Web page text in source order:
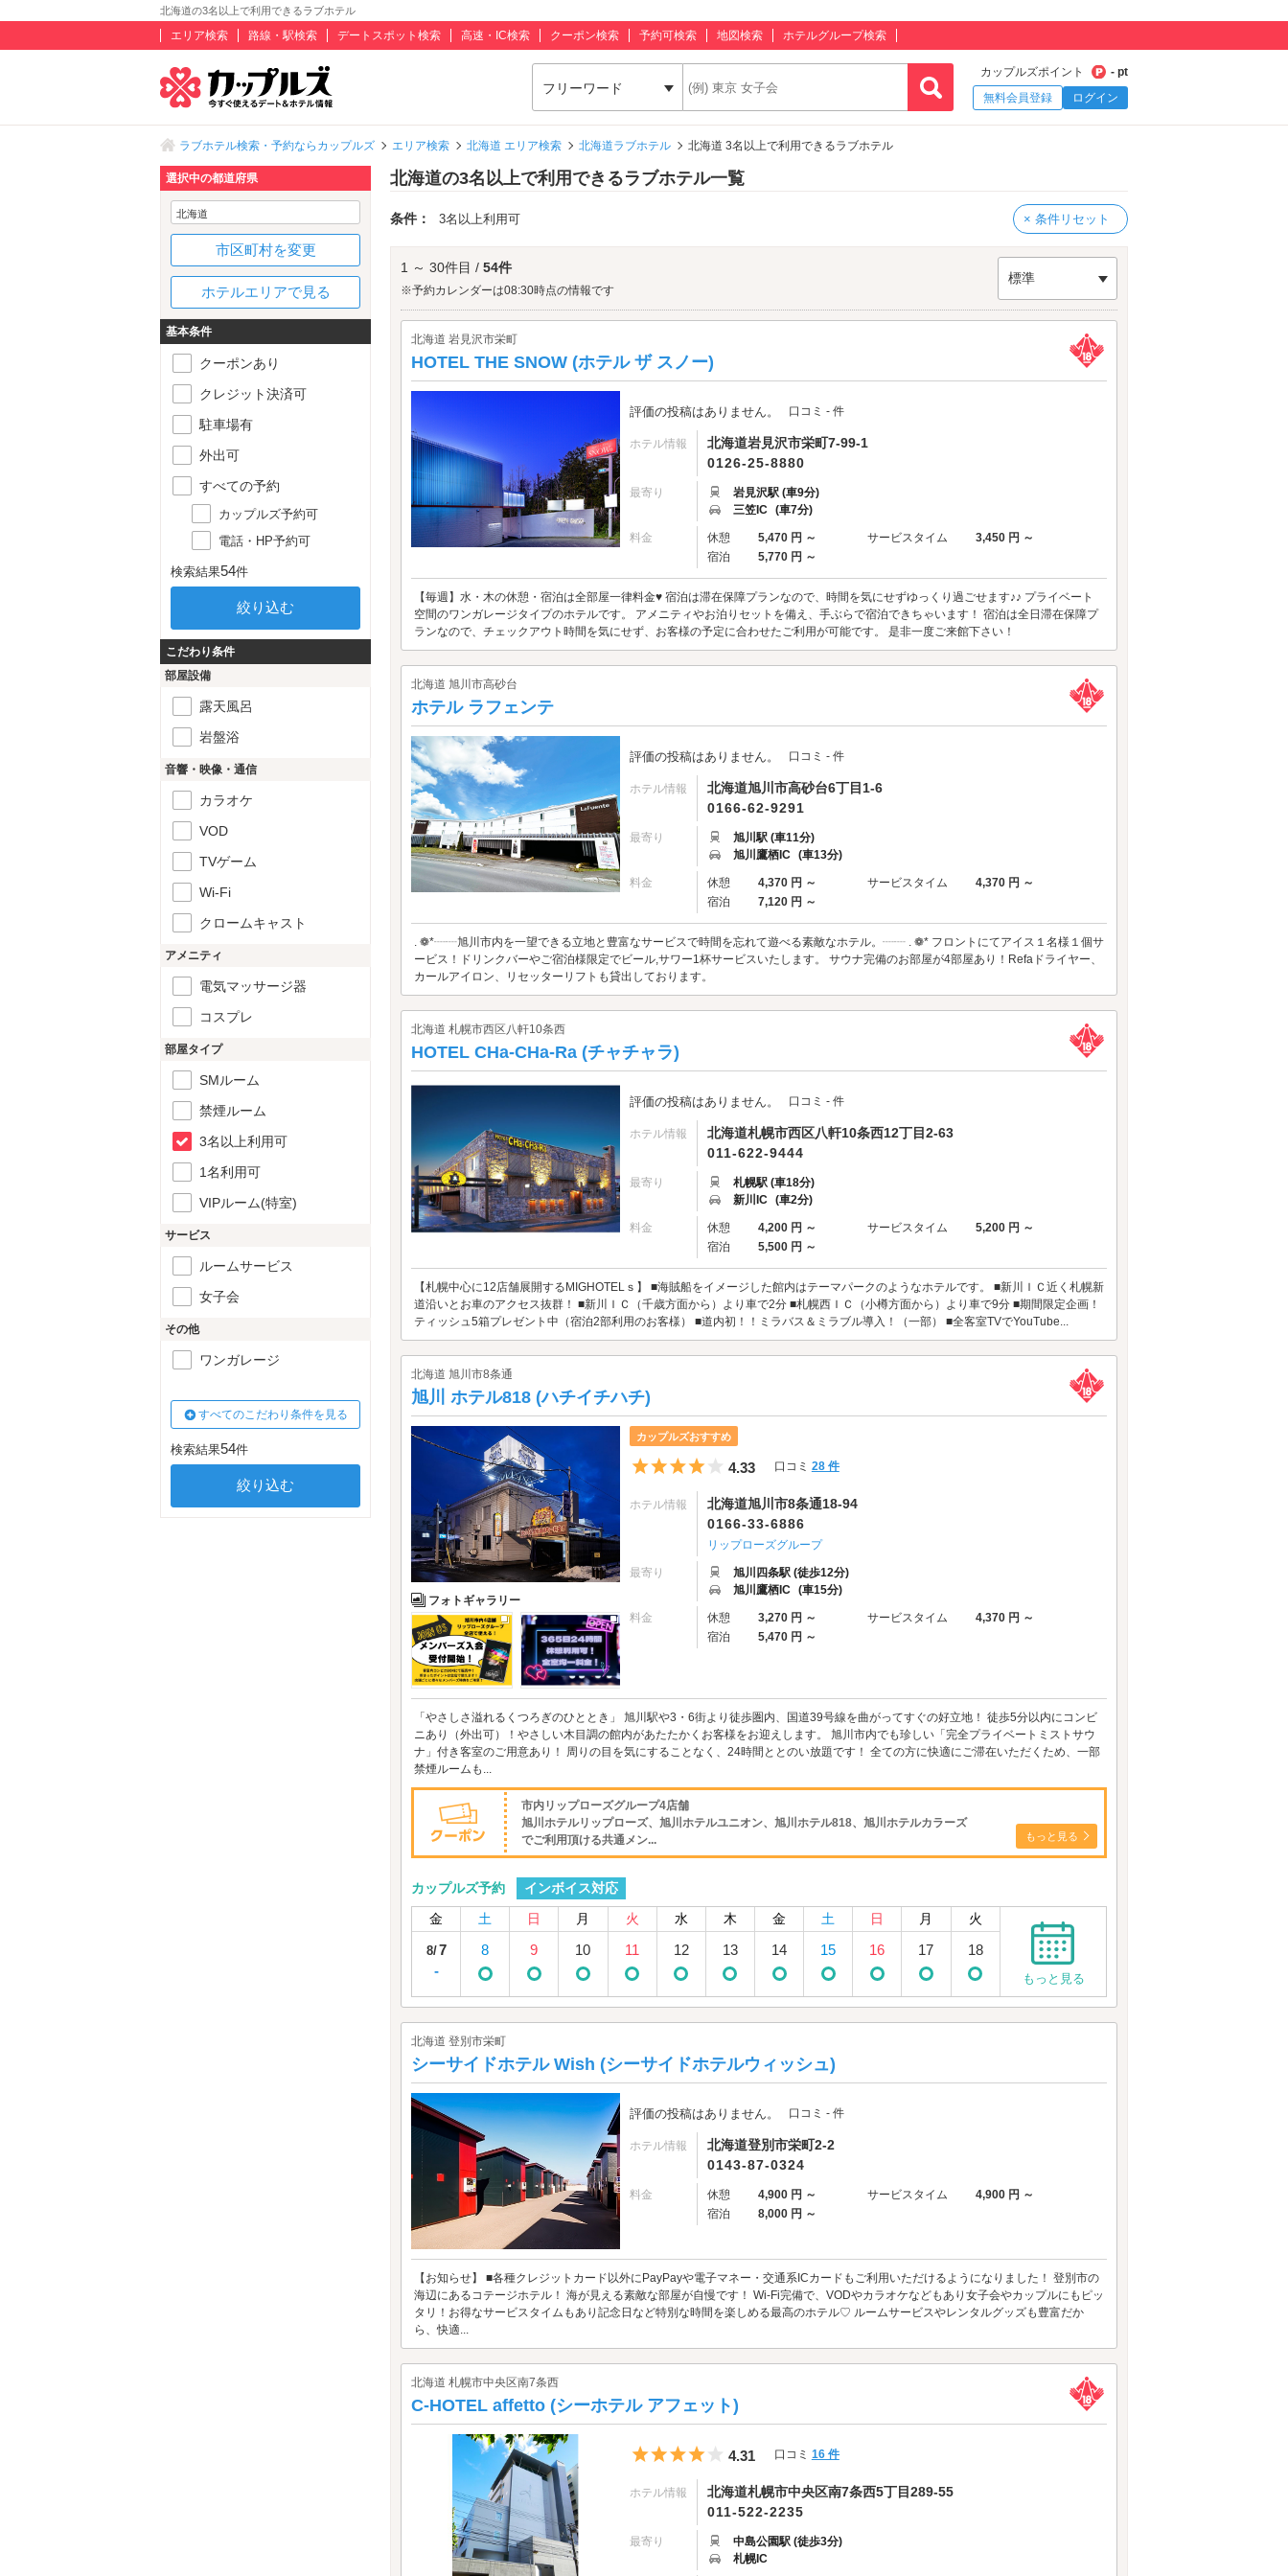
北海道の3名以上で利用できるラブホテル
エリア検索 路線・駅検索 デートスポット検索 高速・IC検索 クーポン検索 予約可検索 地図検索 ホテルグループ検索
フリーワード
カップルズポイント
- pt
無料会員登録
ログイン
ラブホテル検索・予約ならカップルズ エリア検索 北海道 エリア検索 北海道ラブホテル 北海道 3名以上で利用できるラブホテル
北海道の3名以上で利用できるラブホテル一覧
条件： 3名以上利用可 × 条件リセット
1 ～ 30件目 / 54件
※予約カレンダーは08:30時点の情報です
標準
北海道 岩見沢市栄町
HOTEL THE SNOW (ホテル ザ スノー)
評価の投稿はありません。 口コミ - 件
ホテル情報
北海道岩見沢市栄町7-99-1
0126-25-8880
最寄り
岩見沢駅 (車9分)
三笠IC (車7分)
料金 休憩 5,470 円 ～ サービスタイム
3,450 円 ～
宿泊
5,770 円 ～
【毎週】水・木の休憩・宿泊は全部屋一律料金♥ 宿泊は滞在保障プランなので、時間を気にせずゆっくり過ごせます♪♪ プライベート
空間のワンガレージタイプのホテルです。 アメニティやお泊りセットを備え、手ぶらで宿泊できちゃいます！ 宿泊は全日滞在保障プ
ランなので、チェックアウト時間を気にせず、お客様の予定に合わせたご利用が可能です。 是非一度ご来館下さい！
北海道 旭川市高砂台
ホテル ラフェンテ
評価の投稿はありません。 口コミ - 件
ホテル情報
北海道旭川市高砂台6丁目1-6
0166-62-9291
最寄り
旭川駅 (車11分)
旭川鷹栖IC (車13分)
料金 休憩 4,370 円 ～ サービスタイム
4,370 円 ～
宿泊
7,120 円 ～
. ❁*┈┈旭川市内を一望できる立地と豊富なサービスで時間を忘れて遊べる素敵なホテル。┈┈ . ❁* フロントにてアイス１名様１個サ
ービス！ドリンクバーやご宿泊様限定でビール,サワー1杯サービスいたします。 サウナ完備のお部屋が4部屋あり！Refaドライヤー、
カールアイロン、リセッターリフトも貸出しております。
北海道 札幌市西区八軒10条西
HOTEL CHa-CHa-Ra (チャチャラ)
評価の投稿はありません。 口コミ - 件
ホテル情報
北海道札幌市西区八軒10条西12丁目2-63
011-622-9444
最寄り
札幌駅 (車18分)
新川IC (車2分)
料金 休憩 4,200 円 ～ サービスタイム
5,200 円 ～
宿泊
5,500 円 ～
【札幌中心に12店舗展開するMIGHOTELｓ】 ■海賊船をイメージした館内はテーマパークのようなホテルです。 ■新川ＩＣ近く札幌新
道沿いとお車のアクセス抜群！ ■新川ＩＣ（千歳方面から）より車で2分 ■札幌西ＩＣ（小樽方面から）より車で9分 ■期間限定企画！
ティッシュ5箱プレゼント中（宿泊2部利用のお客様） ■道内初！！ミラバス＆ミラブル導入！（一部） ■全客室TVでYouTube...
北海道 旭川市8条通
旭川 ホテル818 (ハチイチハチ)
フォトギャラリー
カップルズおすすめ
5つ星のうち4
4.33 口コミ 28 件
ホテル情報
北海道旭川市8条通18-94
0166-33-6886
リップローズグループ
最寄り
旭川四条駅 (徒歩12分)
旭川鷹栖IC (車15分)
料金 休憩 3,270 円 ～ サービスタイム
4,370 円 ～
宿泊
5,470 円 ～
「やさしさ溢れるくつろぎのひととき」 旭川駅や3・6街より徒歩圏内、国道39号線を曲がってすぐの好立地！ 徒歩5分以内にコンビ
ニあり（外出可）！やさしい木目調の館内があたたかくお客様をお迎えします。 旭川市内でも珍しい「完全プライベートミストサウ
ナ」付き客室のご用意あり！ 周りの目を気にすることなく、24時間ととのい放題です！ 全ての方に快適にご滞在いただくため、一部
禁煙ルームも...
市内リップローズグループ4店舗
旭川ホテルリップローズ、旭川ホテルユニオン、旭川ホテル818、旭川ホテルカラーズ
でご利用頂ける共通メン...
もっと見る
カップルズ予約
インボイス対応
金
土 日 月 火 水 木 金 土 日 月 火
8/7
-
8 9 10 11 12 13 14 15 16 17 18
もっと見る
北海道 登別市栄町
シーサイドホテル Wish (シーサイドホテルウィッシュ)
評価の投稿はありません。 口コミ - 件
ホテル情報
北海道登別市栄町2-2
0143-87-0324
料金 休憩 4,900 円 ～ サービスタイム
4,900 円 ～
宿泊
8,000 円 ～
【お知らせ】 ■各種クレジットカード以外にPayPayや電子マネー・交通系ICカードもご利用いただけるようになりました！ 登別市の
海辺にあるコテージホテル！ 海が見える素敵な部屋が自慢です！ Wi-Fi完備で、VODやカラオケなどもあり女子会やカップルにもピッ
タリ！お得なサービスタイムもあり記念日など特別な時間を楽しめる最高のホテル♡ ルームサービスやレンタルグッズも豊富だか
ら、快適...
北海道 札幌市中央区南7条西
C-HOTEL affetto (シーホテル アフェット)
5つ星のうち4
4.31 口コミ 16 件
ホテル情報
北海道札幌市中央区南7条西5丁目289-55
011-522-2235
最寄り
中島公園駅 (徒歩3分)
札幌IC
選択中の都道府県
北海道
市区町村を変更
ホテルエリアで見る
基本条件
クーポンあり
クレジット決済可
駐車場有
外出可
すべての予約
カップルズ予約可
電話・HP予約可
検索結果54件
こだわり条件
部屋設備
露天風呂
岩盤浴
音響・映像・通信
カラオケ
VOD
TVゲーム
Wi-Fi
クロームキャスト
アメニティ
電気マッサージ器
コスプレ
部屋タイプ
SMルーム
禁煙ルーム
3名以上利用可
1名利用可
VIPルーム(特室)
サービス
ルームサービス
女子会
その他
ワンガレージ
すべてのこだわり条件を見る
検索結果54件